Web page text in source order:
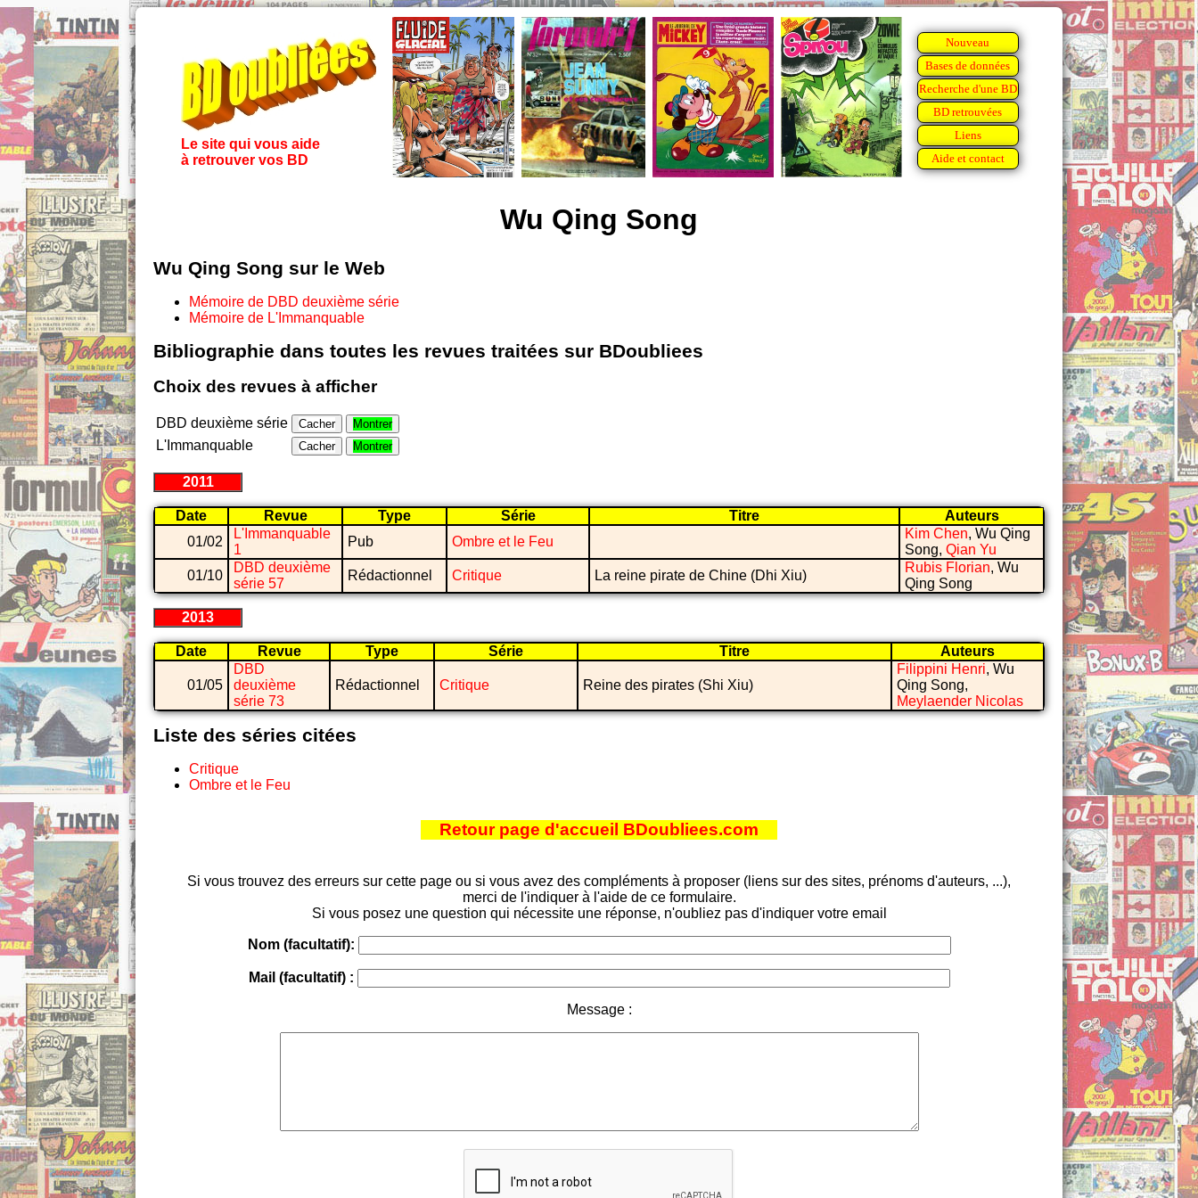
Le site qui vous aide
à retrouver vos BD
Nouveau
Bases de données
Recherche d'une BD
BD retrouvées
Liens
Aide et contact
Wu Qing Song
Wu Qing Song sur le Web
Mémoire de DBD deuxième série
Mémoire de L'Immanquable
Bibliographie dans toutes les revues traitées sur BDoubliees
Choix des revues à afficher
DBD deuxième série Cacher Montrer
L'Immanquable Cacher Montrer
2011
Date Revue Type Série Titre
Auteurs
01/02
L'Immanquable
1
Pub Ombre et le Feu
Kim Chen, Wu Qing
Song, Qian Yu
01/10
DBD deuxième
série 57
Rédactionnel Critique La reine pirate de Chine (Dhi Xiu)
Rubis Florian, Wu
Qing Song
2013
Date Revue Type Série Titre Auteurs
01/05
DBD
deuxième
série 73
Rédactionnel Critique Reine des pirates (Shi Xiu)
Filippini Henri, Wu
Qing Song,
Meylaender Nicolas
Liste des séries citées
Critique
Ombre et le Feu
Retour page d'accueil BDoubliees.com
Si vous trouvez des erreurs sur cette page ou si vous avez des compléments à proposer (liens sur des sites, prénoms d'auteurs, ...),
merci de l'indiquer à l'aide de ce formulaire.
Si vous posez une question qui nécessite une réponse, n'oubliez pas d'indiquer votre email
Nom (facultatif):
Mail (facultatif) :
Message :